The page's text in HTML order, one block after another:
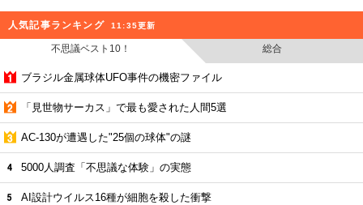
人気記事ランキング 11:35更新
不思議ベスト10！ 総合
ブラジル金属球体UFO事件の機密ファイル
「見世物サーカス」で最も愛された人間5選
AC-130が遭遇した"25個の球体"の謎
5000人調査「不思議な体験」の実態
AI設計ウイルス16種が細胞を殺した衝撃